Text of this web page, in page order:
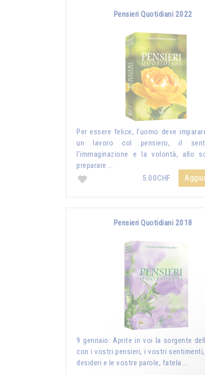
Pensieri Quotidiani 2022
Per essere felice, l’uomo deve
un lavoro col pensiero, il
l’immaginazione e la volontà, allo
preparare …
5.00CHF
Pensieri Quotidiani 2018
9 gennaio: Aprite in voi la sorgente
con i vostri pensieri, i vostri
desideri e le vostre parole, fatela …